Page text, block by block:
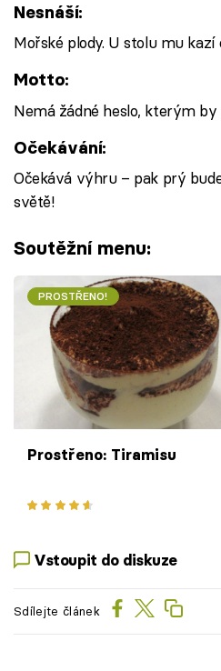
Nesnáší:
Mořské plody. U stolu mu
Motto:
Nemá žádné heslo, kterým
Očekávání:
Očekává výhru – pak prý
světě!
Soutěžní menu:
PROSTŘENO!
Prostřeno: Tiramisu
Vstoupit do diskuze
Sdílejte článek